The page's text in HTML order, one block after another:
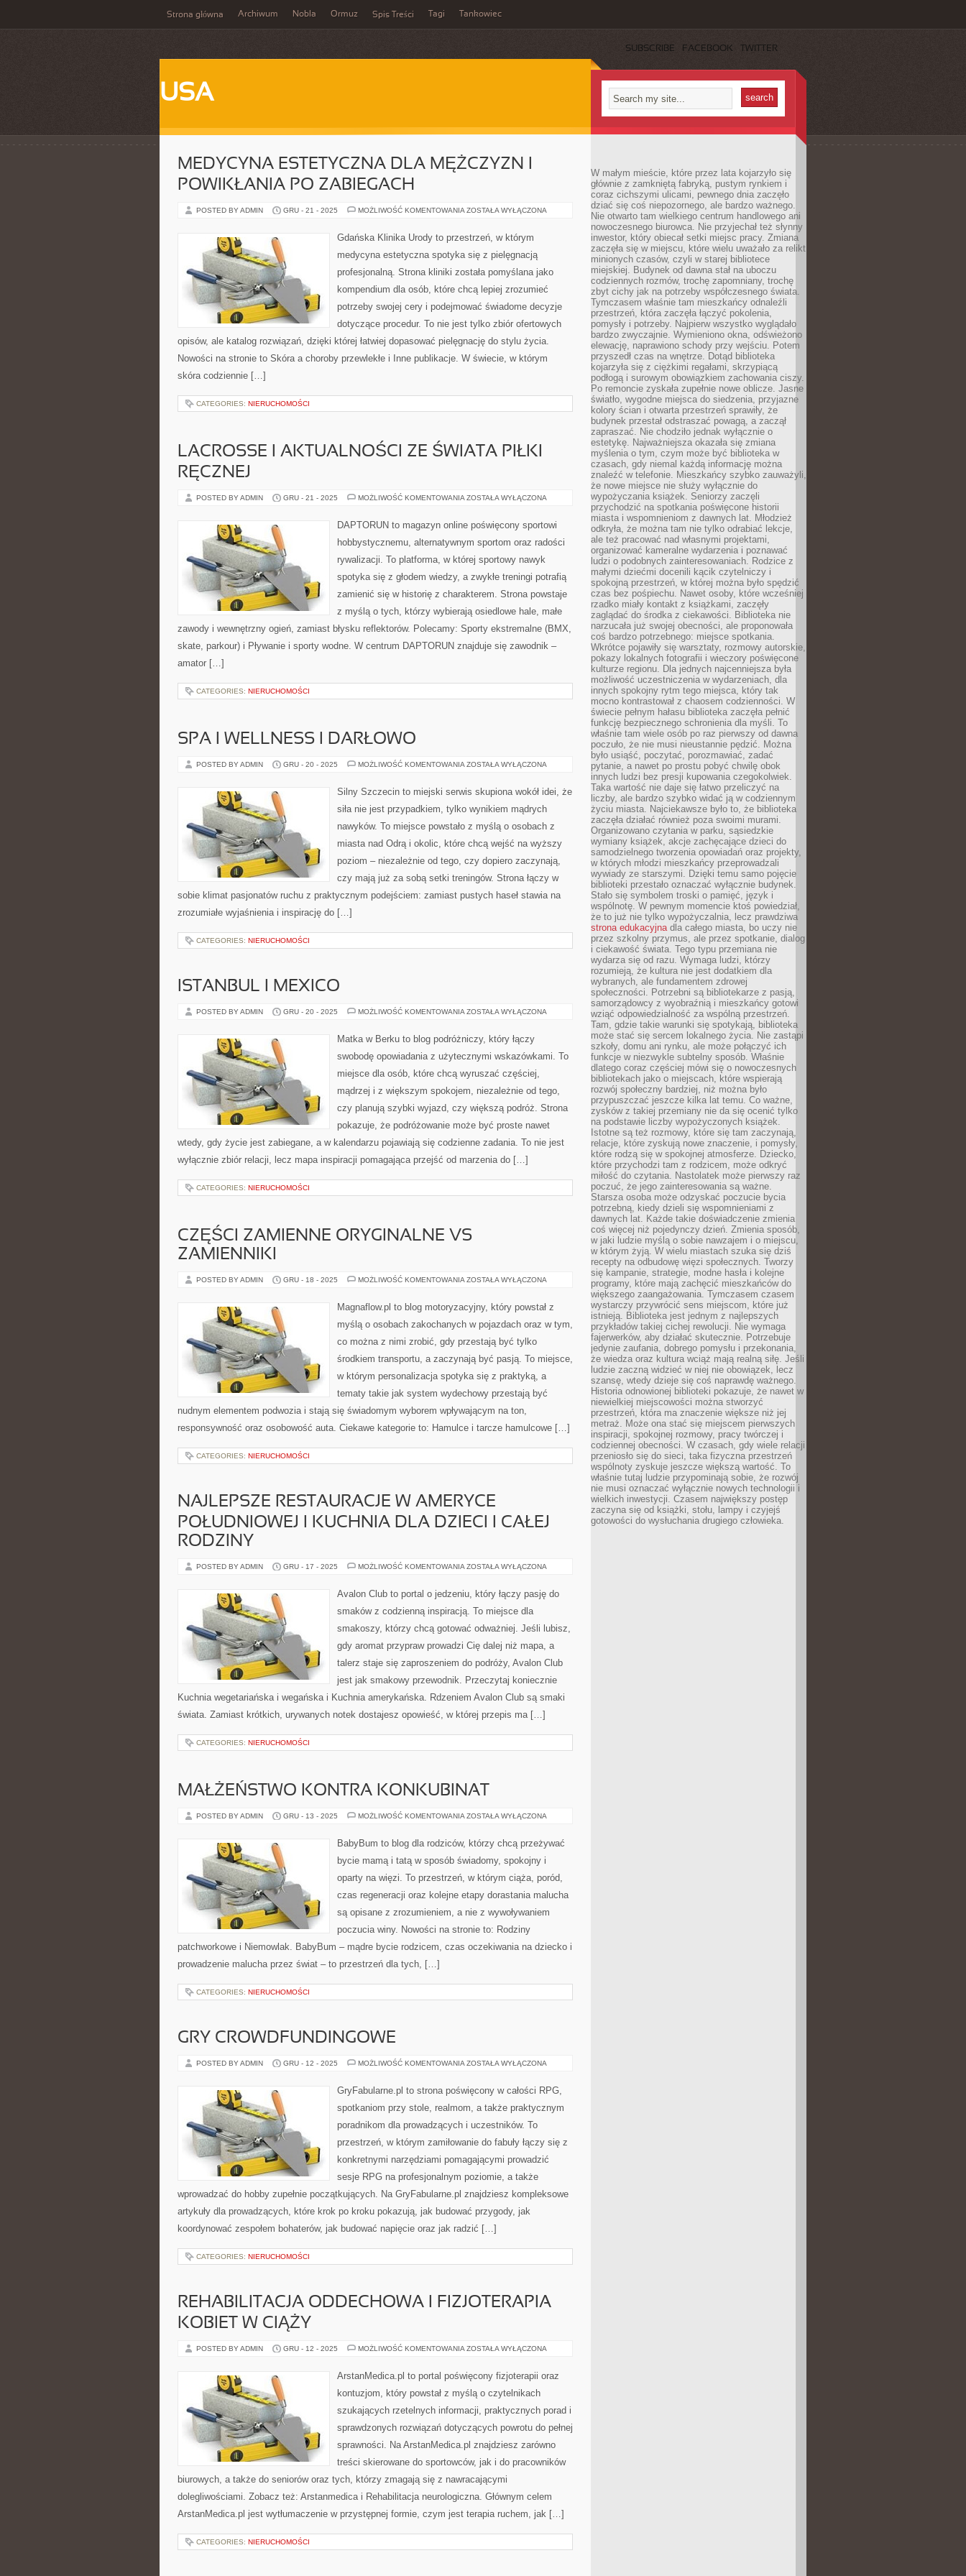
Strona główna Archiwum Nobla Ormuz Spis Treści Tagi Tankowiec
SUBSCRIBE FACEBOOK TWITTER
USA
MEDYCYNA ESTETYCZNA DLA MĘŻCZYZN I
POWIKŁANIA PO ZABIEGACH
POSTED BY ADMIN GRU - 21 - 2025 MOŻLIWOŚĆ KOMENTOWANIA MEDYCYNA
MĘŻCZYZN
I
PO
ZOSTAŁA WYŁĄCZONA
Gdańska Klinika Urody to przestrzeń, w którym
medycyna estetyczna spotyka się z pielęgnacją
profesjonalną. Strona kliniki została pomyślana jako
kompendium dla osób, które chcą lepiej zrozumieć
potrzeby swojej cery i podejmować świadome decyzje
dotyczące procedur. To nie jest tylko zbiór ofertowych
opisów, ale katalog rozwiązań, dzięki której łatwiej dopasować pielęgnację do stylu życia.
Nowości na stronie to Skóra a choroby przewlekłe i Inne publikacje. W świecie, w którym
skóra codziennie […]
CATEGORIES: NIERUCHOMOŚCI
LACROSSE I AKTUALNOŚCI ZE ŚWIATA PIŁKI
RĘCZNEJ
POSTED BY ADMIN GRU - 21 - 2025 MOŻLIWOŚĆ KOMENTOWANIA LACROSSE
ŚWIATA
RĘCZNEJ
ZOSTAŁA WYŁĄCZONA
DAPTORUN to magazyn online poświęcony sportowi
hobbystycznemu, alternatywnym sportom oraz radości
rywalizacji. To platforma, w której sportowy nawyk
spotyka się z głodem wiedzy, a zwykłe treningi potrafią
zamienić się w historię z charakterem. Strona powstaje
z myślą o tych, którzy wybierają osiedlowe hale, małe
zawody i wewnętrzny ogień, zamiast błysku reflektorów. Polecamy: Sporty ekstremalne (BMX,
skate, parkour) i Pływanie i sporty wodne. W centrum DAPTORUN znajduje się zawodnik –
amator […]
CATEGORIES: NIERUCHOMOŚCI
SPA I WELLNESS I DARŁOWO
POSTED BY ADMIN GRU - 20 - 2025 MOŻLIWOŚĆ KOMENTOWANIA SPA
I
DARŁOWO
ZOSTAŁA WYŁĄCZONA
Silny Szczecin to miejski serwis skupiona wokół idei, że
siła nie jest przypadkiem, tylko wynikiem mądrych
nawyków. To miejsce powstało z myślą o osobach z
miasta nad Odrą i okolic, które chcą wejść na wyższy
poziom – niezależnie od tego, czy dopiero zaczynają,
czy mają już za sobą setki treningów. Strona łączy w
sobie klimat pasjonatów ruchu z praktycznym podejściem: zamiast pustych haseł stawia na
zrozumiałe wyjaśnienia i inspirację do […]
CATEGORIES: NIERUCHOMOŚCI
ISTANBUL I MEXICO
POSTED BY ADMIN GRU - 20 - 2025 MOŻLIWOŚĆ KOMENTOWANIA ISTANBUL
ZOSTAŁA WYŁĄCZONA
Matka w Berku to blog podróżniczy, który łączy
swobodę opowiadania z użytecznymi wskazówkami. To
miejsce dla osób, które chcą wyruszać częściej,
mądrzej i z większym spokojem, niezależnie od tego,
czy planują szybki wyjazd, czy większą podróż. Strona
pokazuje, że podróżowanie może być proste nawet
wtedy, gdy życie jest zabiegane, a w kalendarzu pojawiają się codzienne zadania. To nie jest
wyłącznie zbiór relacji, lecz mapa inspiracji pomagająca przejść od marzenia do […]
CATEGORIES: NIERUCHOMOŚCI
CZĘŚCI ZAMIENNE ORYGINALNE VS
ZAMIENNIKI
POSTED BY ADMIN GRU - 18 - 2025 MOŻLIWOŚĆ KOMENTOWANIA CZĘŚCI
VS
ZAMIENNIKI
ZOSTAŁA WYŁĄCZONA
Magnaflow.pl to blog motoryzacyjny, który powstał z
myślą o osobach zakochanych w pojazdach oraz w tym,
co można z nimi zrobić, gdy przestają być tylko
środkiem transportu, a zaczynają być pasją. To miejsce,
w którym personalizacja spotyka się z praktyką, a
tematy takie jak system wydechowy przestają być
nudnym elementem podwozia i stają się świadomym wyborem wpływającym na ton,
responsywność oraz osobowość auta. Ciekawe kategorie to: Hamulce i tarcze hamulcowe […]
CATEGORIES: NIERUCHOMOŚCI
NAJLEPSZE RESTAURACJE W AMERYCE
POŁUDNIOWEJ I KUCHNIA DLA DZIECI I CAŁEJ
RODZINY
POSTED BY ADMIN GRU - 17 - 2025 MOŻLIWOŚĆ KOMENTOWANIA NAJLEPSZE
AMERYCE
POŁUDNIOWEJ
KUCHNIA
DZIECI
CAŁEJ
RODZINY
ZOSTAŁA WYŁĄCZONA
Avalon Club to portal o jedzeniu, który łączy pasję do
smaków z codzienną inspiracją. To miejsce dla
smakoszy, którzy chcą gotować odważniej. Jeśli lubisz,
gdy aromat przypraw prowadzi Cię dalej niż mapa, a
talerz staje się zaproszeniem do podróży, Avalon Club
jest jak smakowy przewodnik. Przeczytaj koniecznie
Kuchnia wegetariańska i wegańska i Kuchnia amerykańska. Rdzeniem Avalon Club są smaki
świata. Zamiast krótkich, urywanych notek dostajesz opowieść, w której przepis ma […]
CATEGORIES: NIERUCHOMOŚCI
MAŁŻEŃSTWO KONTRA KONKUBINAT
POSTED BY ADMIN GRU - 13 - 2025 MOŻLIWOŚĆ KOMENTOWANIA MAŁŻEŃSTWO
ZOSTAŁA WYŁĄCZONA
BabyBum to blog dla rodziców, którzy chcą przeżywać
bycie mamą i tatą w sposób świadomy, spokojny i
oparty na więzi. To przestrzeń, w którym ciąża, poród,
czas regeneracji oraz kolejne etapy dorastania malucha
są opisane z zrozumieniem, a nie z wywoływaniem
poczucia winy. Nowości na stronie to: Rodziny
patchworkowe i Niemowlak. BabyBum – mądre bycie rodzicem, czas oczekiwania na dziecko i
prowadzenie malucha przez świat – to przestrzeń dla tych, […]
CATEGORIES: NIERUCHOMOŚCI
GRY CROWDFUNDINGOWE
POSTED BY ADMIN GRU - 12 - 2025 MOŻLIWOŚĆ KOMENTOWANIA GRY
ZOSTAŁA WYŁĄCZONA
GryFabularne.pl to strona poświęcony w całości RPG,
spotkaniom przy stole, realmom, a także praktycznym
poradnikom dla prowadzących i uczestników. To
przestrzeń, w którym zamiłowanie do fabuły łączy się z
konkretnymi narzędziami pomagającymi prowadzić
sesje RPG na profesjonalnym poziomie, a także
wprowadzać do hobby zupełnie początkujących. Na GryFabularne.pl znajdziesz kompleksowe
artykuły dla prowadzących, które krok po kroku pokazują, jak budować przygody, jak
koordynować zespołem bohaterów, jak budować napięcie oraz jak radzić […]
CATEGORIES: NIERUCHOMOŚCI
REHABILITACJA ODDECHOWA I FIZJOTERAPIA
KOBIET W CIĄŻY
POSTED BY ADMIN GRU - 12 - 2025 MOŻLIWOŚĆ KOMENTOWANIA REHABILITACJA
FIZJOTERAPIA
KOBIET
CIĄŻY
ZOSTAŁA WYŁĄCZONA
ArstanMedica.pl to portal poświęcony fizjoterapii oraz
kontuzjom, który powstał z myślą o czytelnikach
szukających rzetelnych informacji, praktycznych porad i
sprawdzonych rozwiązań dotyczących powrotu do pełnej
sprawności. Na ArstanMedica.pl znajdziesz zarówno
treści skierowane do sportowców, jak i do pracowników
biurowych, a także do seniorów oraz tych, którzy zmagają się z nawracającymi
dolegliwościami. Zobacz też: Arstanmedica i Rehabilitacja neurologiczna. Głównym celem
ArstanMedica.pl jest wytłumaczenie w przystępnej formie, czym jest terapia ruchem, jak […]
CATEGORIES: NIERUCHOMOŚCI
W małym mieście, które przez lata kojarzyło się
głównie z zamkniętą fabryką, pustym rynkiem i
coraz cichszymi ulicami, pewnego dnia zaczęło
dziać się coś niepozornego, ale bardzo ważnego.
Nie otwarto tam wielkiego centrum handlowego ani
nowoczesnego biurowca. Nie przyjechał też słynny
inwestor, który obiecał setki miejsc pracy. Zmiana
zaczęła się w miejscu, które wielu uważało za relikt
minionych czasów, czyli w starej bibliotece
miejskiej. Budynek od dawna stał na uboczu
codziennych rozmów, trochę zapomniany, trochę
zbyt cichy jak na potrzeby współczesnego świata.
Tymczasem właśnie tam mieszkańcy odnaleźli
przestrzeń, która zaczęła łączyć pokolenia,
pomysły i potrzeby. Najpierw wszystko wyglądało
bardzo zwyczajnie. Wymieniono okna, odświeżono
elewację, naprawiono schody przy wejściu. Potem
przyszedł czas na wnętrze. Dotąd biblioteka
kojarzyła się z ciężkimi regałami, skrzypiącą
podłogą i surowym obowiązkiem zachowania ciszy.
Po remoncie zyskała zupełnie nowe oblicze. Jasne
światło, wygodne miejsca do siedzenia, przyjazne
kolory ścian i otwarta przestrzeń sprawiły, że
budynek przestał odstraszać powagą, a zaczął
zapraszać. Nie chodziło jednak wyłącznie o
estetykę. Najważniejsza okazała się zmiana
myślenia o tym, czym może być biblioteka w
czasach, gdy niemal każdą informację można
znaleźć w telefonie. Mieszkańcy szybko zauważyli,
że nowe miejsce nie służy wyłącznie do
wypożyczania książek. Seniorzy zaczęli
przychodzić na spotkania poświęcone historii
miasta i wspomnieniom z dawnych lat. Młodzież
odkryła, że można tam nie tylko odrabiać lekcje,
ale też pracować nad własnymi projektami,
organizować kameralne wydarzenia i poznawać
ludzi o podobnych zainteresowaniach. Rodzice z
małymi dziećmi docenili kącik czytelniczy i
spokojną przestrzeń, w której można było spędzić
czas bez pośpiechu. Nawet osoby, które wcześniej
rzadko miały kontakt z książkami, zaczęły
zaglądać do środka z ciekawości. Biblioteka nie
narzucała już swojej obecności, ale proponowała
coś bardzo potrzebnego: miejsce spotkania.
Wkrótce pojawiły się warsztaty, rozmowy autorskie,
pokazy lokalnych fotografii i wieczory poświęcone
kulturze regionu. Dla jednych najcenniejsza była
możliwość uczestniczenia w wydarzeniach, dla
innych spokojny rytm tego miejsca, który tak
mocno kontrastował z chaosem codzienności. W
świecie pełnym hałasu biblioteka zaczęła pełnić
funkcję bezpiecznego schronienia dla myśli. To
właśnie tam wiele osób po raz pierwszy od dawna
poczuło, że nie musi nieustannie pędzić. Można
było usiąść, poczytać, porozmawiać, zadać
pytanie, a nawet po prostu pobyć chwilę obok
innych ludzi bez presji kupowania czegokolwiek.
Taka wartość nie daje się łatwo przeliczyć na
liczby, ale bardzo szybko widać ją w codziennym
życiu miasta. Najciekawsze było to, że biblioteka
zaczęła działać również poza swoimi murami.
Organizowano czytania w parku, sąsiedzkie
wymiany książek, akcje zachęcające dzieci do
samodzielnego tworzenia opowiadań oraz projekty,
w których młodzi mieszkańcy przeprowadzali
wywiady ze starszymi. Dzięki temu samo pojęcie
biblioteki przestało oznaczać wyłącznie budynek.
Stało się symbolem troski o pamięć, język i
wspólnotę. W pewnym momencie ktoś powiedział,
że to już nie tylko wypożyczalnia, lecz prawdziwa
strona edukacyjnadla całego miasta, bo uczy nie
przez szkolny przymus, ale przez spotkanie, dialog
i ciekawość świata. Tego typu przemiana nie
wydarza się od razu. Wymaga ludzi, którzy
rozumieją, że kultura nie jest dodatkiem dla
wybranych, ale fundamentem zdrowej
społeczności. Potrzebni są bibliotekarze z pasją,
samorządowcy z wyobraźnią i mieszkańcy gotowi
wziąć odpowiedzialność za wspólną przestrzeń.
Tam, gdzie takie warunki się spotykają, biblioteka
może stać się sercem lokalnego życia. Nie zastąpi
szkoły, domu ani rynku, ale może połączyć ich
funkcje w niezwykle subtelny sposób. Właśnie
dlatego coraz częściej mówi się o nowoczesnych
bibliotekach jako o miejscach, które wspierają
rozwój społeczny bardziej, niż można było
przypuszczać jeszcze kilka lat temu. Co ważne,
zysków z takiej przemiany nie da się ocenić tylko
na podstawie liczby wypożyczonych książek.
Istotne są też rozmowy, które się tam zaczynają,
relacje, które zyskują nowe znaczenie, i pomysły,
które rodzą się w spokojnej atmosferze. Dziecko,
które przychodzi tam z rodzicem, może odkryć
miłość do czytania. Nastolatek może pierwszy raz
poczuć, że jego zainteresowania są ważne.
Starsza osoba może odzyskać poczucie bycia
potrzebną, kiedy dzieli się wspomnieniami z
dawnych lat. Każde takie doświadczenie zmienia
coś więcej niż pojedynczy dzień. Zmienia sposób,
w jaki ludzie myślą o sobie nawzajem i o miejscu,
w którym żyją. W wielu miastach szuka się dziś
recepty na odbudowę więzi społecznych. Tworzy
się kampanie, strategie, modne hasła i kolejne
programy, które mają zachęcić mieszkańców do
większego zaangażowania. Tymczasem czasem
wystarczy przywrócić sens miejscom, które już
istnieją. Biblioteka jest jednym z najlepszych
przykładów takiej cichej rewolucji. Nie wymaga
fajerwerków, aby działać skutecznie. Potrzebuje
jedynie zaufania, dobrego pomysłu i przekonania,
że wiedza oraz kultura wciąż mają realną siłę. Jeśli
ludzie zaczną widzieć w niej nie obowiązek, lecz
szansę, wtedy dzieje się coś naprawdę ważnego.
Historia odnowionej biblioteki pokazuje, że nawet w
niewielkiej miejscowości można stworzyć
przestrzeń, która ma znaczenie większe niż jej
metraż. Może ona stać się miejscem pierwszych
inspiracji, spokojnej rozmowy, pracy twórczej i
codziennej obecności. W czasach, gdy wiele relacji
przeniosło się do sieci, taka fizyczna przestrzeń
wspólnoty zyskuje jeszcze większą wartość. To
właśnie tutaj ludzie przypominają sobie, że rozwój
nie musi oznaczać wyłącznie nowych technologii i
wielkich inwestycji. Czasem największy postęp
zaczyna się od książki, stołu, lampy i czyjejś
gotowości do wysłuchania drugiego człowieka.